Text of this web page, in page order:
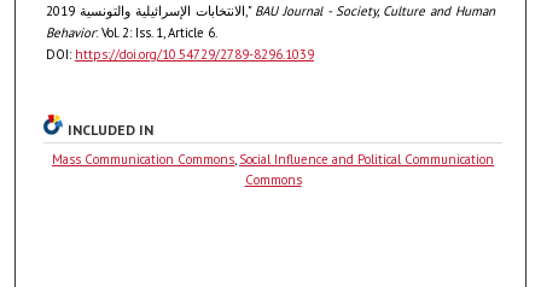
الانتخابات الإسرائيلية والتونسية 2019," BAU Journal - Society, Culture and Human
Behavior: Vol. 2: Iss. 1, Article 6.
DOI: https://doi.org/10.54729/2789-8296.1039
INCLUDED IN
Mass Communication Commons, Social Influence and Political Communication
Commons